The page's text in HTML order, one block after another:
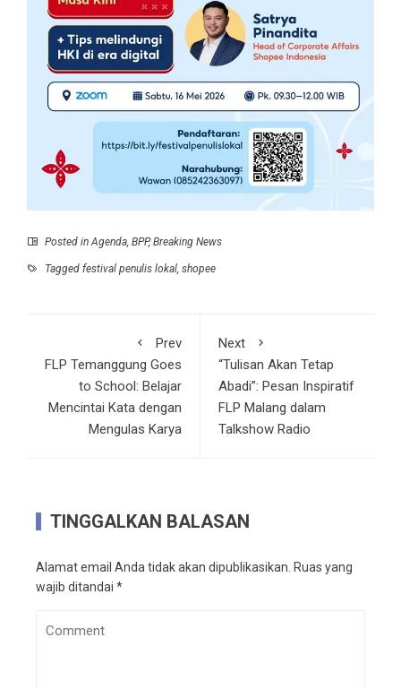
Posted inAgenda, BPP,Breaking News
Tagged festival penulis lokal, shopee
Prev
FLP Temanggung Goes
to School: Belajar
Mencintai Kata dengan
Mengulas Karya
Next
“Tulisan Akan Tetap
Abadi”: Pesan Inspiratif
FLP Malang dalam
Talkshow Radio
TINGGALKAN BALASAN
Alamat email Anda tidak akan dipublikasikan. Ruas yang
wajib ditandai *